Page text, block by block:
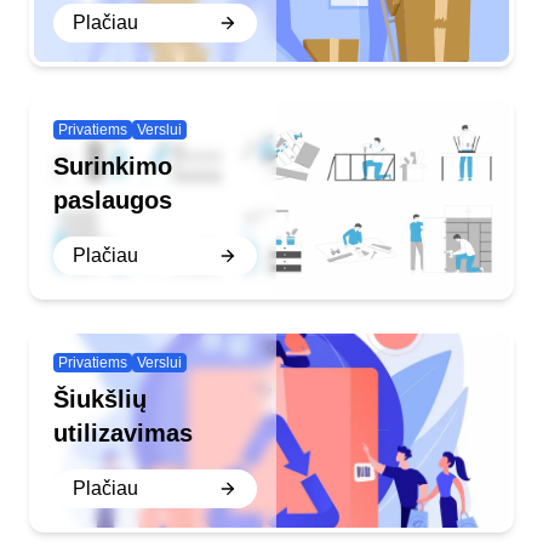
Plačiau
Privatiems Verslui
Surinkimo
paslaugos
Plačiau
Privatiems Verslui
Šiukšlių
utilizavimas
Plačiau